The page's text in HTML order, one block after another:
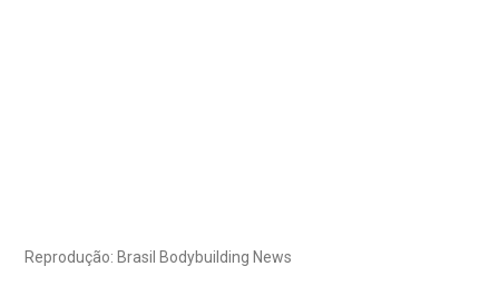
Reprodução: Brasil Bodybuilding News